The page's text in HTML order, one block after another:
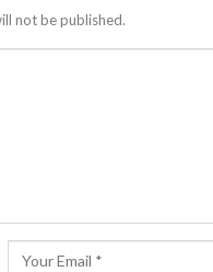
not be published.